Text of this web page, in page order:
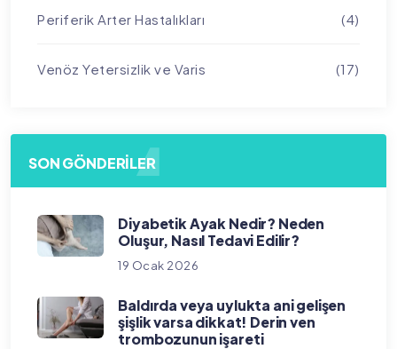
Periferik Arter Hastalıkları (4)
Venöz Yetersizlik ve Varis (17)
SON GÖNDERILER
Diyabetik Ayak Nedir? Neden
Oluşur, Nasıl Tedavi Edilir?
19 Ocak 2026
Baldırda veya uylukta ani gelişen
şişlik varsa dikkat! Derin ven
trombozunun işareti